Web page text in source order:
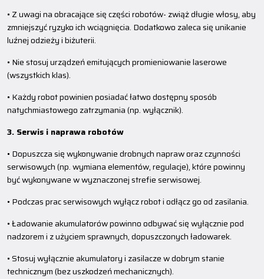
• Z uwagi na obracające się części robotów- zwiąż długie włosy, aby
zmniejszyć ryzyko ich wciągnięcia. Dodatkowo zaleca się unikanie
luźnej odzieży i biżuterii.
• Nie stosuj urządzeń emitujących promieniowanie laserowe
(wszystkich klas).
• Każdy robot powinien posiadać łatwo dostępny sposób
natychmiastowego zatrzymania (np. wyłącznik).
3. Serwis i naprawa robotów
• Dopuszcza się wykonywanie drobnych napraw oraz czynności
serwisowych (np. wymiana elementów, regulacje), które powinny
być wykonywane w wyznaczonej strefie serwisowej.
• Podczas prac serwisowych wyłącz robot i odłącz go od zasilania.
• Ładowanie akumulatorów powinno odbywać się wyłącznie pod
nadzorem i z użyciem sprawnych, dopuszczonych ładowarek.
• Stosuj wyłącznie akumulatory i zasilacze w dobrym stanie
technicznym (bez uszkodzeń mechanicznych).